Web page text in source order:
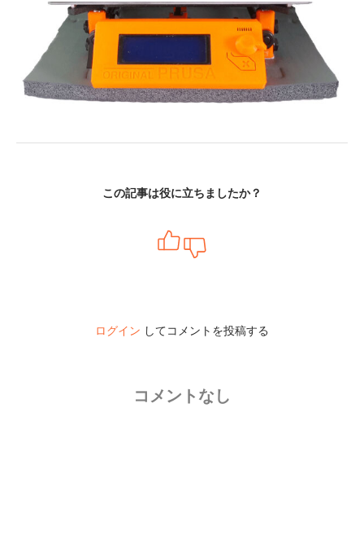
この記事は役に立ちましたか？
ログイン してコメントを投稿する
コメントなし